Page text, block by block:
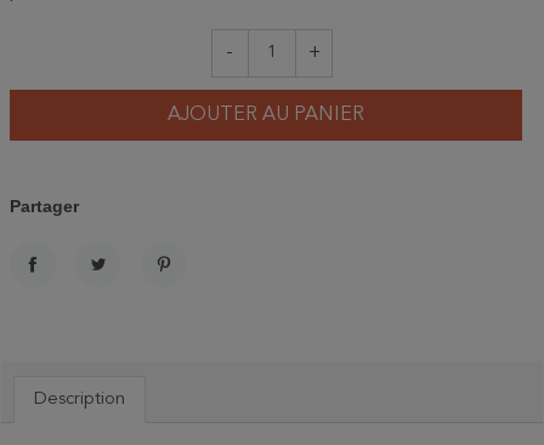
- +
AJOUTER AU PANIER
Partager
Description